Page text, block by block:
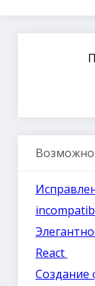
Возможно
React
Создание